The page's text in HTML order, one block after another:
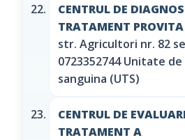
CENTRUL DE
TRATAMENT
str. Agricultori nr. 82
0723352744 Unitate
sanguina (UTS)
CENTRUL DE
TRATAMENT A